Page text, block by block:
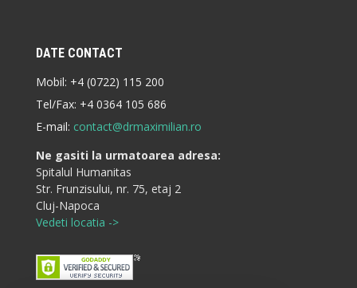
DATE CONTACT
Mobil: +4 (0722) 115 200
Tel/Fax: +4 0364 105 686
E-mail: contact@drmaximilian.ro
Ne gasiti la urmatoarea adresa:
Spitalul Humanitas
Str. Frunzisului, nr. 75, etaj 2
Cluj-Napoca
Vedeti locatia ->